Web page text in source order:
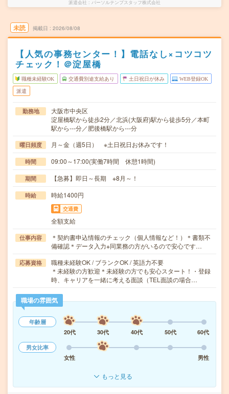
派遣会社 パーソルテンプスタッフ株式会社
未読 掲載日 2026/08/08
【人気の事務センター！】電話なし×コツコツ
チェック！＠淀屋橋
職種未経験OK 交通費別途支給あり 土日祝日が休み WEB登録OK
派遣
勤務地
大阪市中央区
淀屋橋駅から徒歩2分／北浜(大阪府)駅から徒歩5分／本町
駅から---分／肥後橋駅から---分
曜日頻度 月～金（週5日） ※土日祝日お休みです！
時間 09:00～17:00(実働7時間 休憩1時間)
期間 【急募】即日～長期 ※8月～！
時給 時給1400円
交通費
全額支給
仕事内容
＊契約書申込情報のチェック（個人情報など！）＊書類不
備確認＊データ入力※同業務の方がいるので安心です…
応募資格
職種未経験OK / ブランクOK / 英語力不要
＊未経験の方歓迎＊未経験の方でも安心スタート！・登録
時、キャリアを一緒に考える面談（TEL面談の場合…
職場の雰囲気
年齢層
20代
30代 40代 50代
60代
男女比率
女性
男性
もっと見る